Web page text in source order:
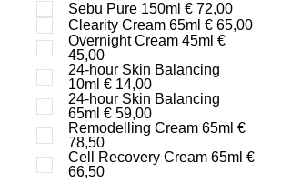
Sebu Pure 150ml € 72,00
Clearity Cream 65ml € 65,00
Overnight Cream 45ml €
45,00
24-hour Skin Balancing
10ml € 14,00
24-hour Skin Balancing
65ml € 59,00
Remodelling Cream 65ml €
78,50
Cell Recovery Cream 65ml €
66,50